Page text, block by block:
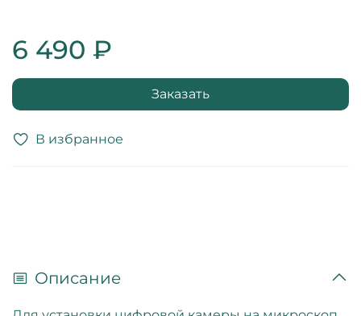
В избранное
6 490 ₽
Заказать
Описание